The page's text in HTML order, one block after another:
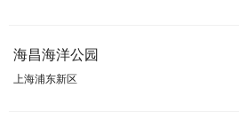
海昌海洋公园
上海浦东新区